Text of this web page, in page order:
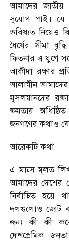
আমাদের জাতীয়
সুযোগ পাই। যে
ভবিষ্যত নিয়েও
ধৈর্যের সীমা
ফিতনার এ যুগে
আকীদা রক্ষার
আলামীন
মুসলমানদের রক্ষা
ক্ষমতায়
জনগণের কথাও
আরেকটি কথা
এ মাসে মূলত
আমাদের দেশের
নির্বাচিত হয়ে
দলগুলোও জোট
জন্য কী কী
দেশপ্রেমিক